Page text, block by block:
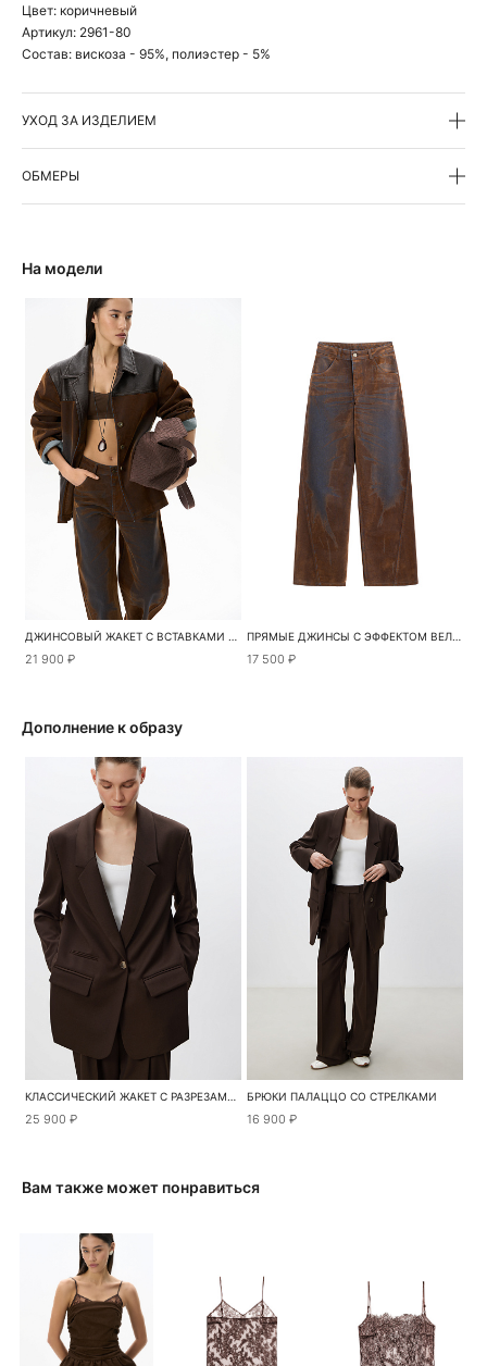
Цвет: коричневый
Артикул: 2961-80
Состав: вискоза - 95%, полиэстер - 5%
УХОД ЗА ИЗДЕЛИЕМ
ОБМЕРЫ
На модели
ДЖИНСОВЫЙ ЖАКЕТ С ВСТАВКАМИ ИЗ ЭКОКОЖИ
21 900 ₽
ПРЯМЫЕ ДЖИНСЫ С ЭФФЕКТОМ ВЕЛЮРА
17 500 ₽
Дополнение к образу
КЛАССИЧЕСКИЙ ЖАКЕТ С РАЗРЕЗАМИ ПО БОКАМ
25 900 ₽
БРЮКИ ПАЛАЦЦО СО СТРЕЛКАМИ
16 900 ₽
Вам также может понравиться